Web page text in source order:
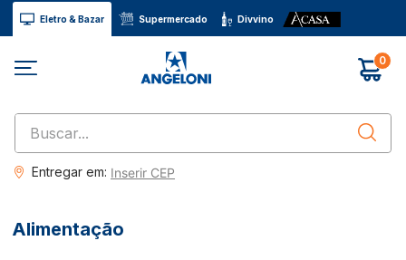
Eletro & Bazar Supermercado Divvino
0
Buscar...
Entregar em: Inserir CEP
Alimentação